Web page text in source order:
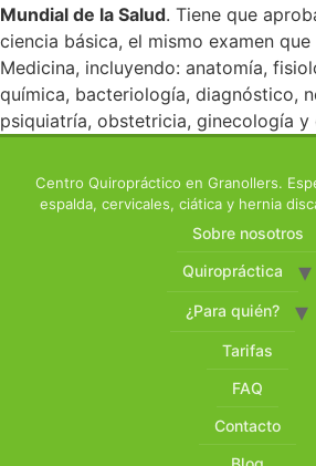
Mundial de la Salud. Tiene que
ciencia básica, el mismo examen
Medicina, incluyendo: anatomía,
química, bacteriología, diagnóstico,
psiquiatría, obstetricia, ginecología y
Centro Quiropráctico en Granollers.
espalda, cervicales, ciática y hernia
Sobre nosotros
Quiropráctica
¿Para quién?
Tarifas
FAQ
Contacto